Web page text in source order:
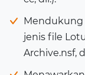
jenis file
Archive.nsf,